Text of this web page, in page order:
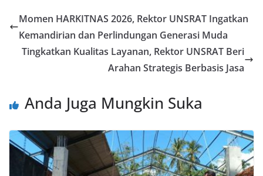
o
o
k
er dI
n
A
p
p
n
er
l
Momen HARKITNAS 2026, Rektor UNSRAT Ingatkan
Kemandirian dan Perlindungan Generasi Muda
Tingkatkan Kualitas Layanan, Rektor UNSRAT Beri
Arahan Strategis Berbasis Jasa
Anda Juga Mungkin Suka